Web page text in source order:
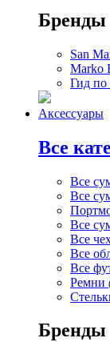
Бренды
San
Marko
Гид по
Аксессуары
Все
Все
Все
Все
Все
Все
Все
Ремни
Бренды